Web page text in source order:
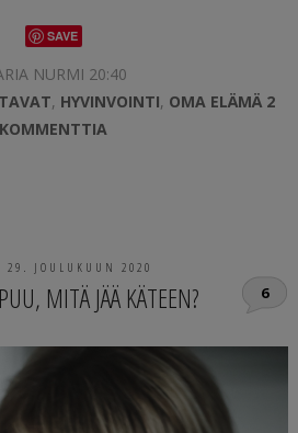
SAVE
NURMI 20:40
, HYVINVOINTI, OMA ELÄMÄ 2
KOMMENTTIA
29. JOULUKUUN 2020
MITÄ JÄÄ KÄTEEN? 6